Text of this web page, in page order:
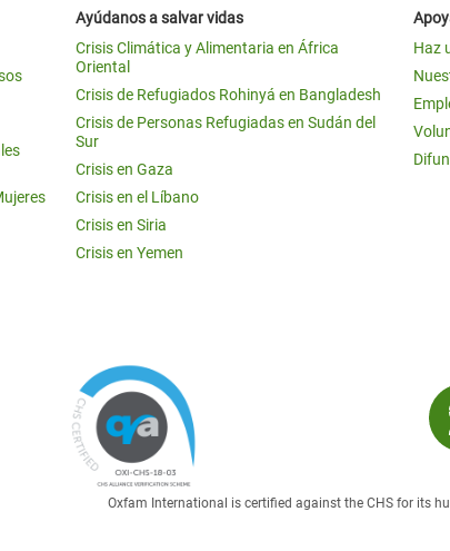
Ayúdanos a salvar vidas
Crisis Climática y Alimentaria en África
Oriental
Crisis de Refugiados Rohinyá en Bangladesh
Crisis de Personas Refugiadas en Sudán del
Sur
Crisis en Gaza
Crisis en el Líbano
Crisis en Siria
Crisis en Yemen
Haz
Oxfam International is certified against the CHS for its